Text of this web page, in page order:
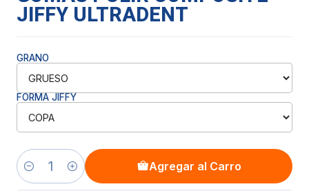
JIFFY ULTRADENT
GRANO
FORMA JIFFY
Cantidad
Agregar al Carro